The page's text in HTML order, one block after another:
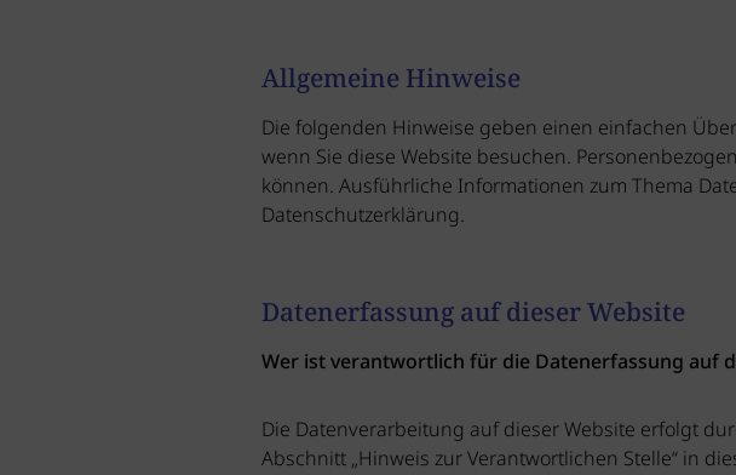
Allgemeine Hinweise
Die folgenden Hinweise geben einen einfachen
wenn Sie diese Website besuchen.
können. Ausführliche Informationen zum Thema
Datenschutzerklärung.
Datenerfassung auf dieser Website
Wer ist verantwortlich für die Datenerfassung auf
Die Datenverarbeitung auf dieser Website erfolgt
Abschnitt „Hinweis zur Verantwortlichen Stelle“ in